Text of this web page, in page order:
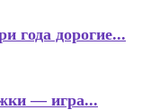
года дорогие...
— игра...